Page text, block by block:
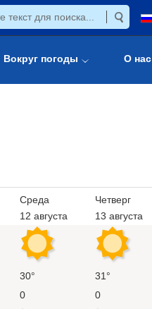
Вокруг погоды О нас
Среда
12 августа
Четверг
13 августа
30°
31°
0
0